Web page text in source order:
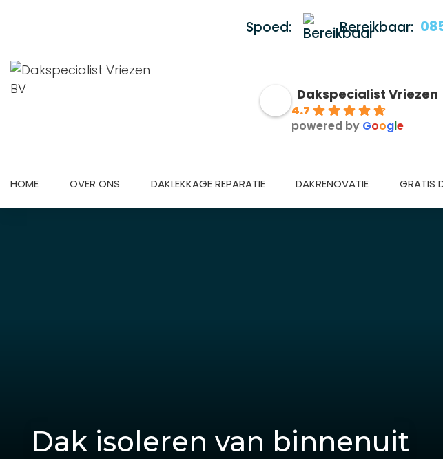
Spoed: Bereikbaar:
Dakspecialist Vriezen
4.7
powered by Google
HOME OVER ONS DAKLEKKAGE REPARATIE DAKRENOVATIE GRATIS
Dak isoleren van binnenuit